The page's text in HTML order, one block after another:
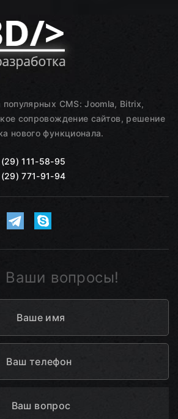
популярных CMS: Joomla, Bitrix,
сопровождение сайтов, решение
нового функционала.
111-58-95
771-91-94
Ваши вопросы!